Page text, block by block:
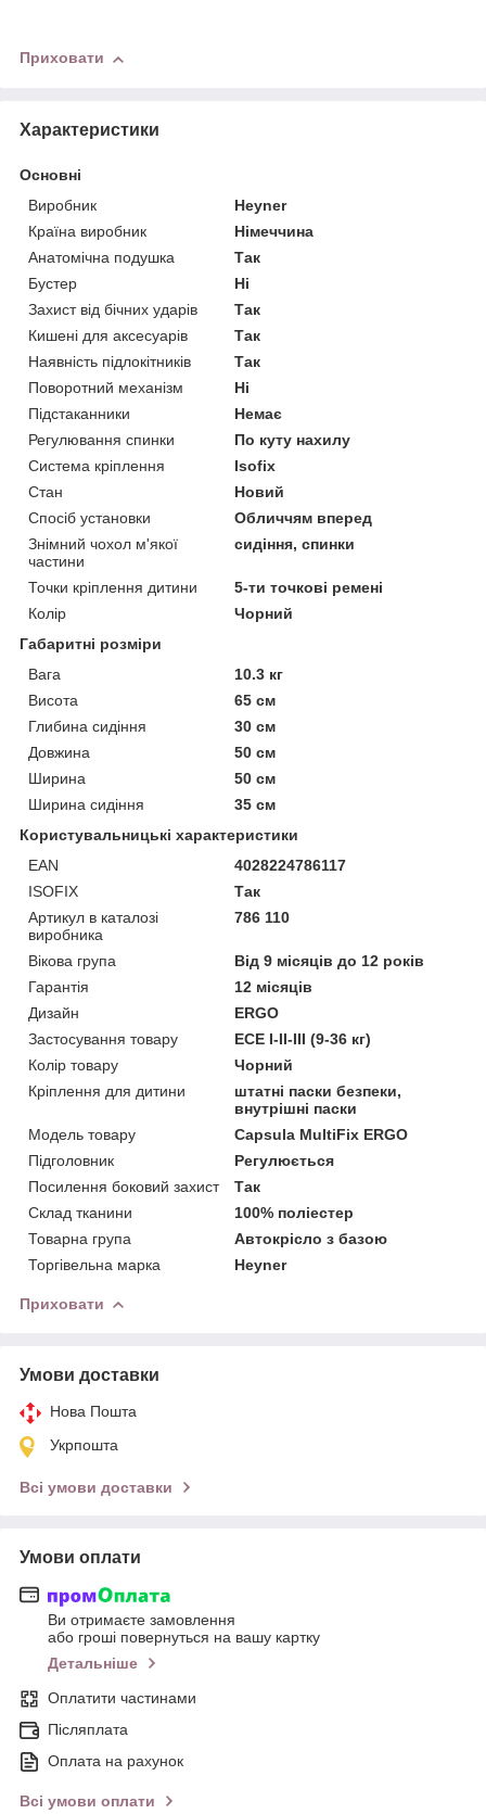
Приховати
Характеристики
Основні
Виробник
Heyner
Країна виробник
Німеччина
Анатомічна подушка
Так
Бустер
Ні
Захист від бічних ударів
Так
Кишені для аксесуарів
Так
Наявність підлокітників
Так
Поворотний механізм
Ні
Підстаканники
Немає
Регулювання спинки
По куту нахилу
Система кріплення
Isofix
Стан
Новий
Спосіб установки
Обличчям вперед
Знімний чохол м'якої
частини
сидіння, спинки
Точки кріплення дитини
5-ти точкові ремені
Колір
Чорний
Габаритні розміри
Вага
10.3 кг
Висота
65 см
Глибина сидіння
30 см
Довжина
50 см
Ширина
50 см
Ширина сидіння
35 см
Користувальницькі характеристики
EAN
4028224786117
ISOFIX
Так
Артикул в каталозі
виробника
786 110
Вікова група
Від 9 місяців до 12 років
Гарантія
12 місяців
Дизайн
ERGO
Застосування товару
ECE I-II-III (9-36 кг)
Колір товару
Чорний
Кріплення для дитини
штатні паски безпеки,
внутрішні паски
Модель товару
Capsula MultiFix ERGO
Підголовник
Регулюється
Посилення боковий захист
Так
Склад тканини
100% поліестер
Товарна група
Автокрісло з базою
Торгівельна марка
Heyner
Приховати
Умови доставки
Нова Пошта
Укрпошта
Всі умови доставки
Умови оплати
Ви отримаєте замовлення
або гроші повернуться на вашу картку
Детальніше
Оплатити частинами
Післяплата
Оплата на рахунок
Всі умови оплати